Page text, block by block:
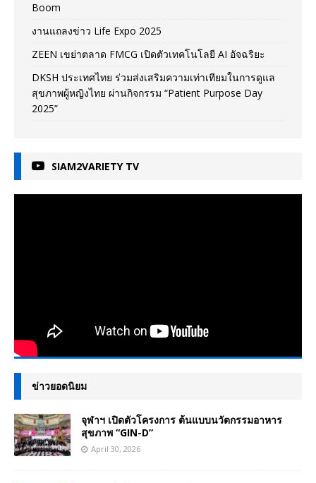
Boom
งานแถลงข่าว Life Expo 2025
ZEEN เขย่าตลาด FMCG เปิดตัวเทคโนโลยี AI อัจฉริยะ
DKSH ประเทศไทย ร่วมส่งเสริมความเท่าเทียมในการดูแล
สุขภาพผู้หญิงไทย ผ่านกิจกรรม “Patient Purpose Day
2025”
SIAM2VARIETY TV
ข่าวยอดนิยม
จุฬาฯ เปิดตัวโครงการ ต้นแบบนวัตกรรมอาหาร
สุขภาพ “GIN-D”
April 30, 2026